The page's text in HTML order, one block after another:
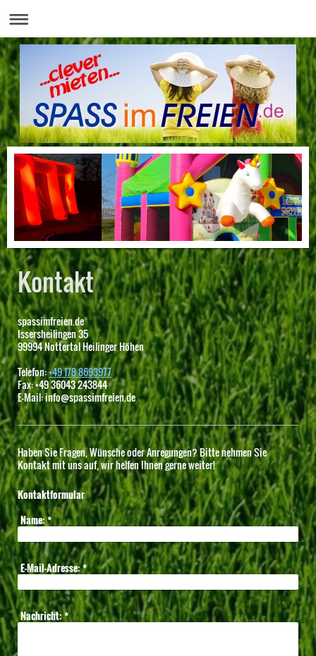
Kontakt
spassimfreien.de
Issersheilingen35
99994Nottertal Heilinger Höhen
Telefon:+49 178 8693977
Fax:+49 36043 243844
E-Mail:info@spassimfreien.de
Haben Sie Fragen, Wünsche oder Anregungen? Bitte nehmen Sie
Kontakt mit uns auf, wir helfen Ihnen gerne weiter!
Kontaktformular
Name:*
E-Mail-Adresse:*
Nachricht:*